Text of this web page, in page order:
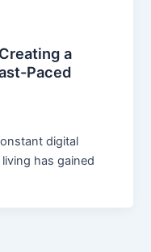
a
Paced
digital
has gained